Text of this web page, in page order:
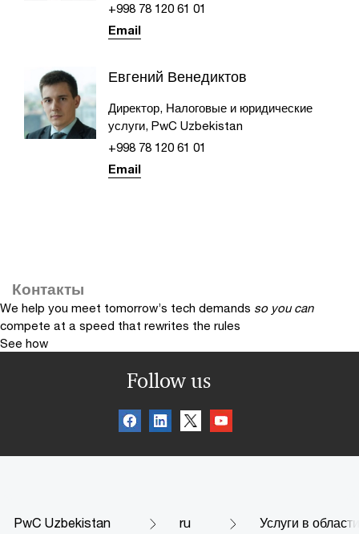
+998 78 120 61 01
Email
Евгений Венедиктов
Директор, Налоговые и юридические
услуги, PwC Uzbekistan
+998 78 120 61 01
Email
Контакты
We help you meet tomorrow’s tech demands so you can
compete at a speed that rewrites the rules
See how
Follow us
PwC Uzbekistan ru Услуги в